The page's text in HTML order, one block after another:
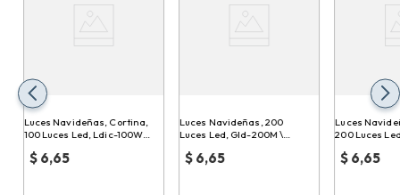
Luces Navideñas, Cortina,
100 Luces Led, Ldic-100Ww
$ 6,65
Luces Navideñas, 200
Luces Led, Gld-200M \
$ 6,65
Luces
200 Luces
$ 6,65